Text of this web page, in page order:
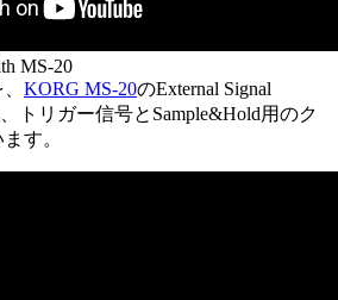
MS-20
KORG MS-20のExternal Signal
トリガー信号とSample&Hold用のク
す。